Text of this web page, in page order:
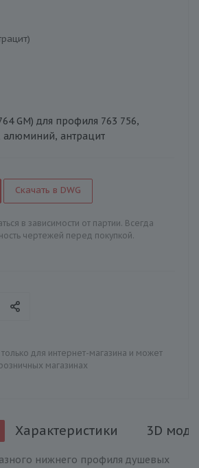
GM) для профиля 763 756,
алюминий, антрацит
Скачать в DWG
в зависимости от партии. Всегда
чертежей перед покупкой.
для интернет-магазина и может
магазинах
Характеристики 3D
нижнего профиля душевых